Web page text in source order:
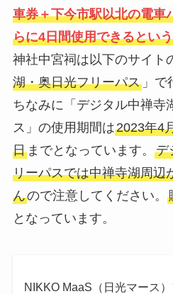
車券＋下今市駅以北の電車
らに4日間使用できるとい
神社中宮祠は以下のサイト
湖・奥日光フリーパス」で
ちなみに「デジタル中禅寺
ス」の使用期間は2023年4
日までとなっています。 デ
リーパスでは中禅寺湖周辺
んので注意してください。
となっています。
NIKKO MaaS（日光マース